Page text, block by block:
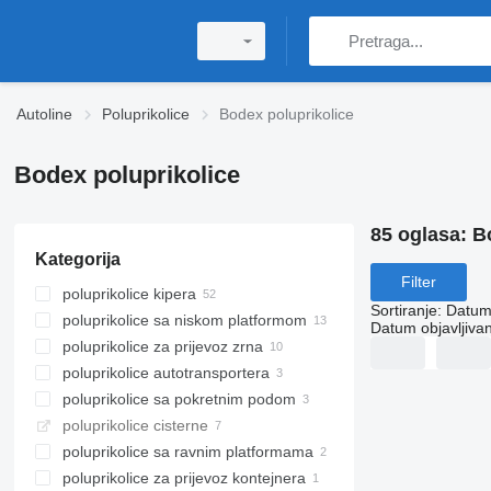
Autoline Poluprikolice Bodex poluprikolice
Bodex poluprikolice
Kategorija
poluprikolice kipera
poluprikolice sa niskom platformom
poluprikolice za prijevoz zrna
poluprikolice autotransportera
poluprikolice sa pokretnim podom
poluprikolice cisterne
poluprikolice sa ravnim platformama
poluprikolice za prijevoz kontejnera
85 oglasa:
Filter
Sortiranje:
Datum